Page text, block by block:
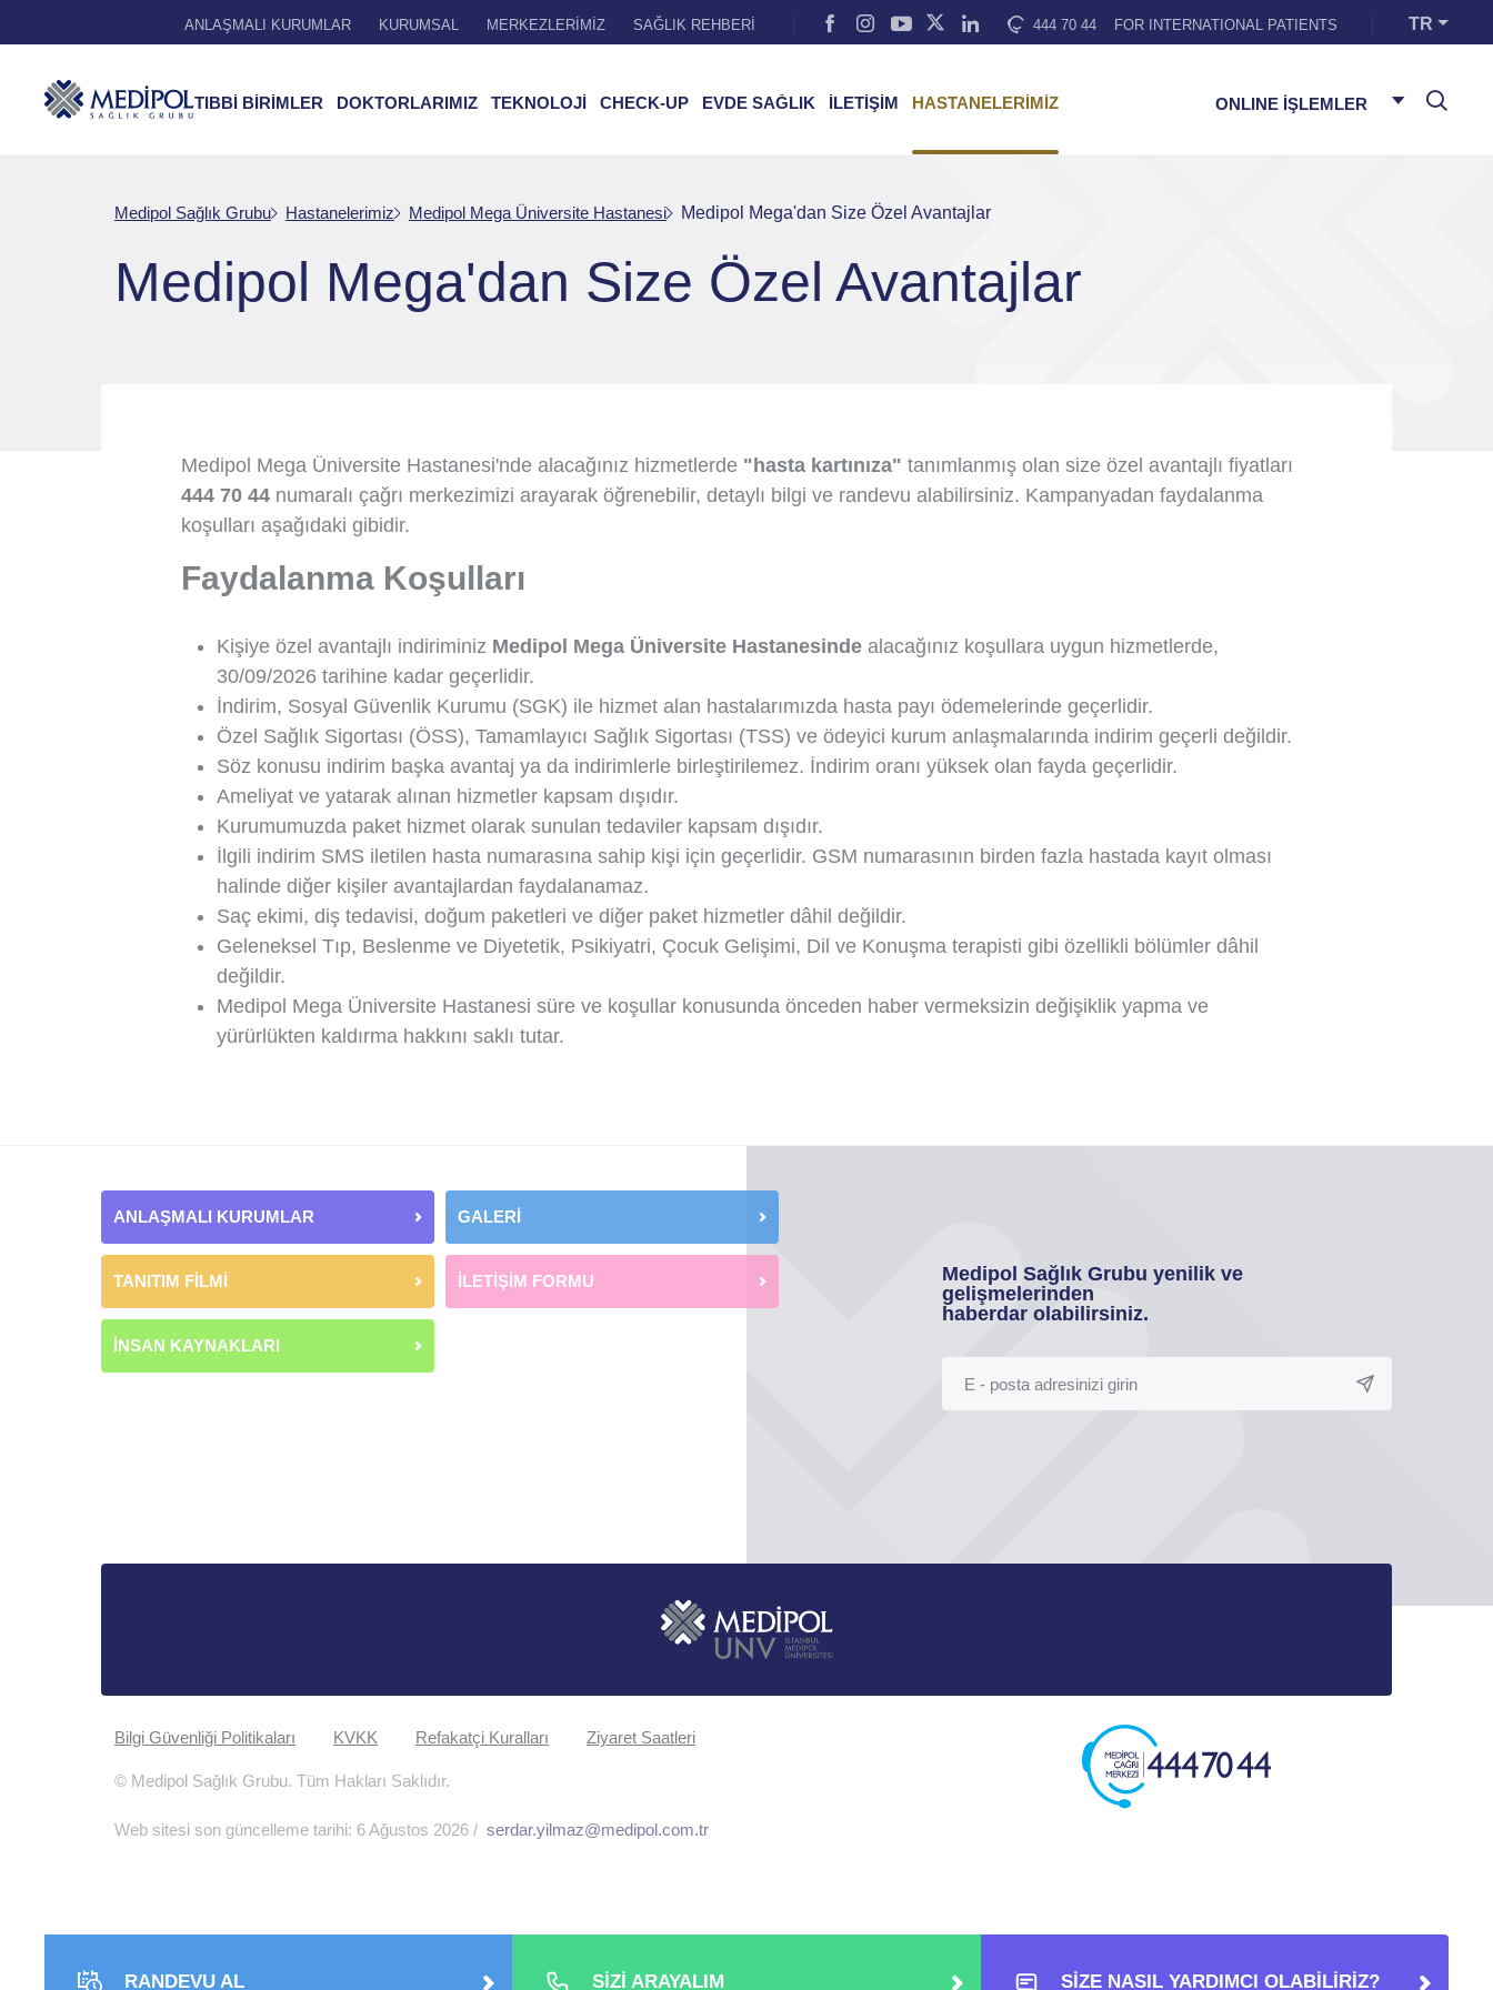
ANLAŞMALI KURUMLAR KURUMSAL MERKEZLERİMİZ SAĞLIK REHBERİ 444 70 44 FOR INTERNATIONAL PATIENTS TR
TIBBİ BİRİMLER DOKTORLARIMIZ TEKNOLOJİ CHECK-UP EVDE SAĞLIK İLETİŞİM HASTANELERİMİZ ONLINE İŞLEMLER
Medipol Sağlık Grubu Hastanelerimiz Medipol Mega Üniversite Hastanesi Medipol Mega'dan Size Özel Avantajlar
Medipol Mega'dan Size Özel Avantajlar
Medipol Mega Üniversite Hastanesi'nde alacağınız hizmetlerde "hasta kartınıza" tanımlanmış olan size özel avantajlı fiyatları
444 70 44 numaralı çağrı merkezimizi arayarak öğrenebilir, detaylı bilgi ve randevu alabilirsiniz. Kampanyadan faydalanma
koşulları aşağıdaki gibidir.
Faydalanma Koşulları
Kişiye özel avantajlı indiriminiz Medipol Mega Üniversite Hastanesinde alacağınız koşullara uygun hizmetlerde,
30/09/2026 tarihine kadar geçerlidir.
İndirim, Sosyal Güvenlik Kurumu (SGK) ile hizmet alan hastalarımızda hasta payı ödemelerinde geçerlidir.
Özel Sağlık Sigortası (ÖSS), Tamamlayıcı Sağlık Sigortası (TSS) ve ödeyici kurum anlaşmalarında indirim geçerli değildir.
Söz konusu indirim başka avantaj ya da indirimlerle birleştirilemez. İndirim oranı yüksek olan fayda geçerlidir.
Ameliyat ve yatarak alınan hizmetler kapsam dışıdır.
Kurumumuzda paket hizmet olarak sunulan tedaviler kapsam dışıdır.
İlgili indirim SMS iletilen hasta numarasına sahip kişi için geçerlidir. GSM numarasının birden fazla hastada kayıt olması
halinde diğer kişiler avantajlardan faydalanamaz.
Saç ekimi, diş tedavisi, doğum paketleri ve diğer paket hizmetler dâhil değildir.
Geleneksel Tıp, Beslenme ve Diyetetik, Psikiyatri, Çocuk Gelişimi, Dil ve Konuşma terapisti gibi özellikli bölümler dâhil
değildir.
Medipol Mega Üniversite Hastanesi süre ve koşullar konusunda önceden haber vermeksizin değişiklik yapma ve
yürürlükten kaldırma hakkını saklı tutar.
ANLAŞMALI KURUMLAR GALERİ
TANITIM FİLMİ İLETİŞİM FORMU
İNSAN KAYNAKLARI
Medipol Sağlık Grubu yenilik ve
gelişmelerinden
haberdar olabilirsiniz.
Bilgi Güvenliği Politikaları KVKK Refakatçi Kuralları Ziyaret Saatleri
© Medipol Sağlık Grubu. Tüm Hakları Saklıdır.
Web sitesi son güncelleme tarihi: 6 Ağustos 2026 / serdar.yilmaz@medipol.com.tr
RANDEVU AL SİZİ ARAYALIM SİZE NASIL YARDIMCI OLABİLİRİZ?